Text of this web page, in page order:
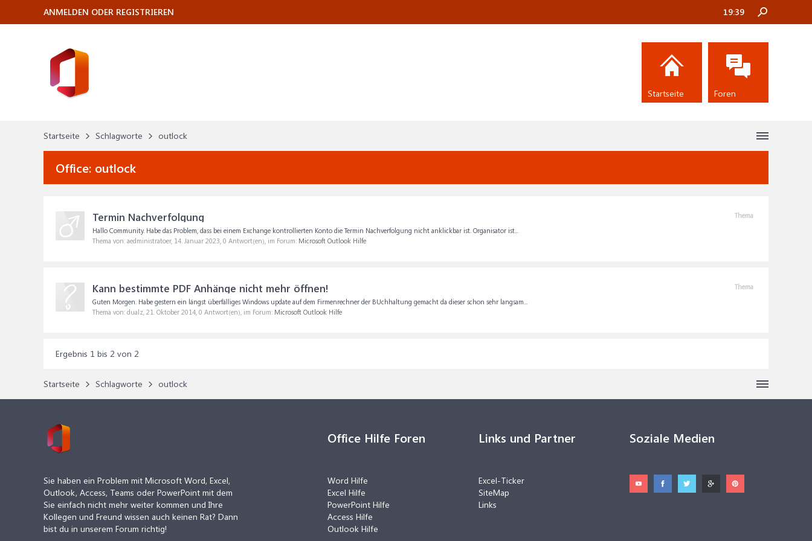
Startseite Schlagworte outlock
Office: outlock
Thema
Termin Nachverfolgung
Hallo Community. Habe das Problem, dass bei einem Exchange kontrollierten Konto die Termin Nachverfolgung nicht anklickbar ist. Organisator ist...
Thema von: aedministratoer, 14. Januar 2023, 0 Antwort(en), im Forum: Microsoft Outlook Hilfe
Thema
Kann bestimmte PDF Anhänge nicht mehr öffnen!
Guten Morgen. Habe gestern ein längst überfälliges Windows update auf dem Firmenrechner der BUchhaltung gemacht da dieser schon sehr langsam...
Thema von: dualz, 21. Oktober 2014, 0 Antwort(en), im Forum: Microsoft Outlook Hilfe
Ergebnis 1 bis 2 von 2
Startseite Schlagworte outlock
ANMELDEN ODER REGISTRIEREN 19:39
Startseite Foren
Sie haben ein Problem mit Microsoft Word, Excel,
Outlook, Access, Teams oder PowerPoint mit dem
Sie einfach nicht mehr weiter kommen und Ihre
Kollegen und Freund wissen auch keinen Rat? Dann
bist du in unserem Forum richtig!
Office Hilfe Foren
Word Hilfe
Excel Hilfe
PowerPoint Hilfe
Access Hilfe
Outlook Hilfe
Links und Partner
Excel-Ticker
SiteMap
Links
Soziale Medien